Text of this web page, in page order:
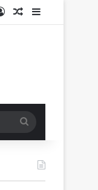
Log InRandom Article
Sidebar
for